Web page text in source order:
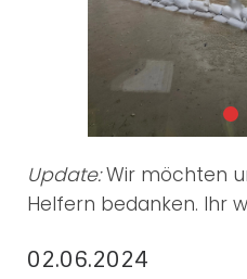
Update:Wir möchten
Helfern bedanken. Ihr
02.06.2024